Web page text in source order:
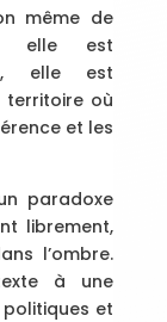
même de
elle est
elle est
territoire où
et les
paradoxe
librement,
l’ombre.
à une
et